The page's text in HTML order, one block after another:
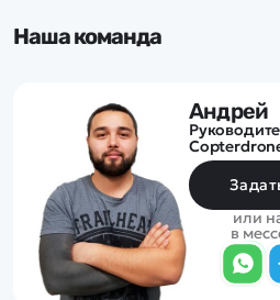
Наша команда
Андрей
или
в